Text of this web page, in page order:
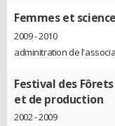
Femmes et
2009 - 2010
adminitration de
Festival des Fôrets
et de production
2002 - 2009